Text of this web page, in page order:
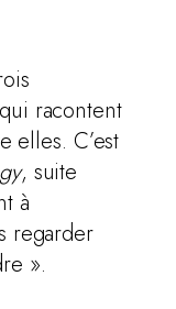
racontent
elles. C’est
, suite
à
regarder
».